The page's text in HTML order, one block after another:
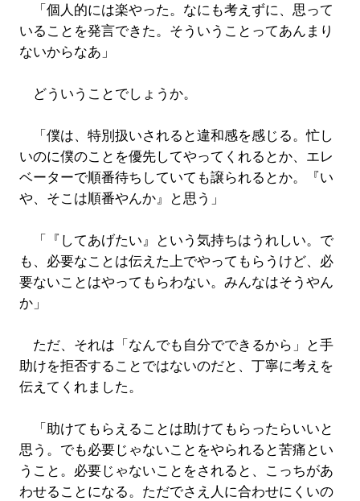
「個人的には楽やった。なにも考えずに、思って
いることを発言できた。そういうことってあんまり
ないからなあ」
どういうことでしょうか。
「僕は、特別扱いされると違和感を感じる。忙し
いのに僕のことを優先してやってくれるとか、エレ
ベーターで順番待ちしていても譲られるとか。『い
や、そこは順番やんか』と思う」
「『してあげたい』という気持ちはうれしい。で
も、必要なことは伝えた上でやってもらうけど、必
要ないことはやってもらわない。みんなはそうやん
か」
ただ、それは「なんでも自分でできるから」と手
助けを拒否することではないのだと、丁寧に考えを
伝えてくれました。
「助けてもらえることは助けてもらったらいいと
思う。でも必要じゃないことをやられると苦痛とい
うこと。必要じゃないことをされると、こっちがあ
わせることになる。ただでさえ人に合わせにくいの